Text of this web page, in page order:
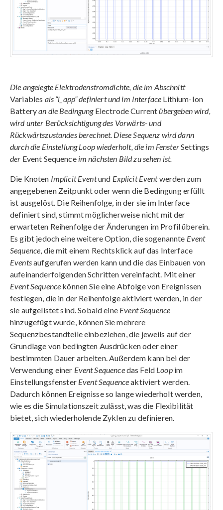
Die angelegte Elektrodenstromdichte, die im Abschnitt
Variables als “i_app” definiert und im Interface Lithium-Ion
Batteryan die Bedingung Electrode Currentübergeben wird,
wird unter Berücksichtigung des Vorwärts- und
Rückwärtszustandes berechnet. Diese Sequenz wird dann
durch die Einstellung Loop wiederholt, die im FensterSettings
der Event Sequenceim nächsten Bild zu sehen ist.
Die Knoten Implicit Eventund Explicit Eventwerden zum
angegebenen Zeitpunkt oder wenn die Bedingung erfüllt
ist ausgelöst. Die Reihenfolge, in der sie im Interface
definiert sind, stimmt möglicherweise nicht mit der
erwarteten Reihenfolge der Änderungen im Profil überein.
Es gibt jedoch eine weitere Option, die sogenannte Event
Sequence , die mit einem Rechtsklick auf das Interface
Eventsaufgerufen werden kann und die das Einbauen von
aufeinanderfolgenden Schritten vereinfacht. Mit einer
Event Sequence können Sie eine Abfolge von Ereignissen
festlegen, die in der Reihenfolge aktiviert werden, in der
sie aufgelistet sind. Sobald eine Event Sequence
hinzugefügt wurde, können Sie mehrere
Sequenzbestandteile einbeziehen, die jeweils auf der
Grundlage von bedingten Ausdrücken oder einer
bestimmten Dauer arbeiten. Außerdem kann bei der
Verwendung einer Event Sequencedas Feld Loopim
Einstellungsfenster Event Sequenceaktiviert werden.
Dadurch können Ereignisse so lange wiederholt werden,
wie es die Simulationszeit zulässt, was die Flexibilität
bietet, sich wiederholende Zyklen zu definieren.